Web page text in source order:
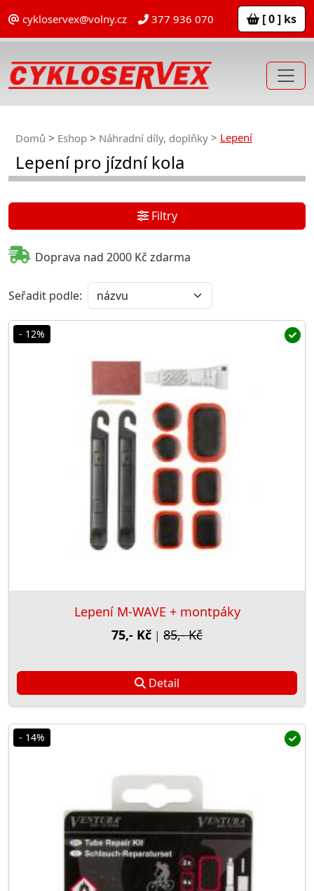
cykloservex@volny.cz 377 936 070 [ 0 ] ks
Domů Eshop Náhradní díly, doplňky Lepení
Lepení pro jízdní kola
Filtry
Doprava nad 2000 Kč zdarma
Seřadit podle:
- 12%
Lepení M-WAVE + montpáky
75,- Kč | 85,- Kč
Detail
- 14%